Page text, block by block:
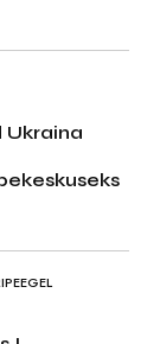
Ukraina